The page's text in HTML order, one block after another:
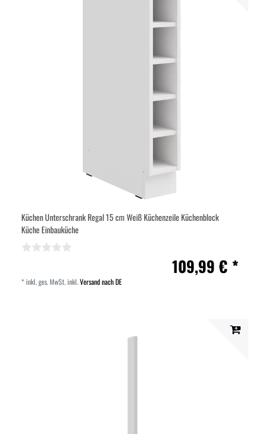
Küchen Unterschrank Regal 15 cm Weiß Küchenzeile Küchenblock
Küche Einbauküche
109,99 € *
*inkl. ges. MwSt.inkl.Versand nach DE